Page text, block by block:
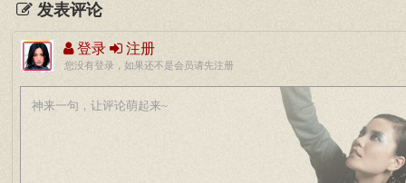
发表评论
登录 注册
您没有登录，如果还不是会员请先注册